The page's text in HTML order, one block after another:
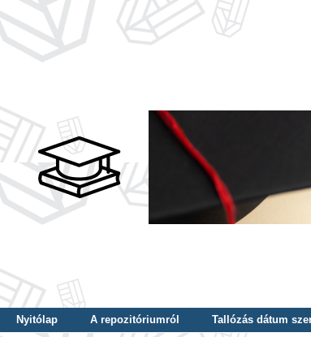
Nyitólap A repozitóriumról Tallózás dátum